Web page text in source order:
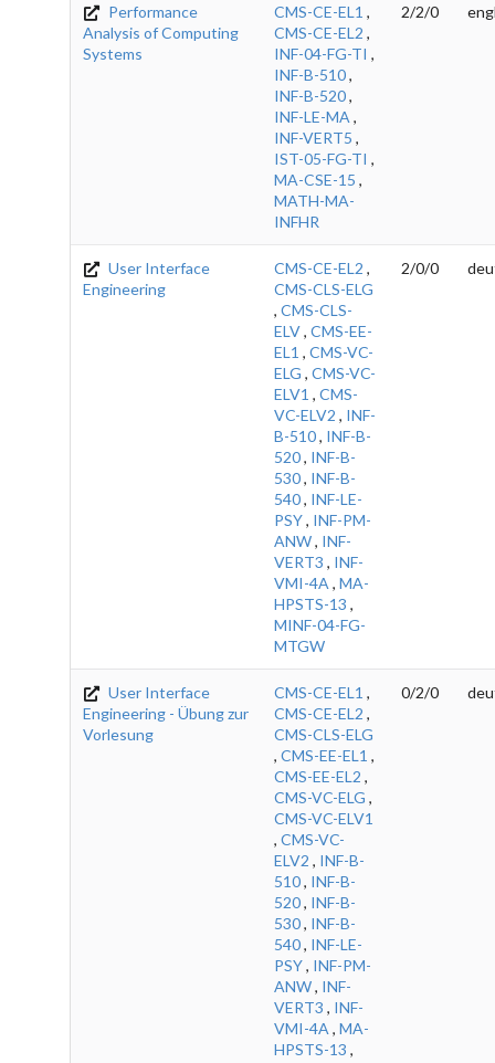
Performance
Analysis of Computing
Systems
CMS-CE-EL1 ,
CMS-CE-EL2 ,
INF-04-FG-TI ,
INF-B-510,
INF-B-520,
INF-LE-MA ,
INF-VERT5 ,
IST-05-FG-TI ,
MA-CSE-15 ,
MATH-MA-
INFHR
2/2/0
User Interface
Engineering
CMS-CE-EL2 ,
CMS-CLS-ELG
, CMS-CLS-
ELV, CMS-EE-
EL1 , CMS-VC-
ELG , CMS-VC-
ELV1 , CMS-
VC-ELV2 , INF-
B-510, INF-B-
520, INF-B-
530, INF-B-
540, INF-LE-
PSY, INF-PM-
ANW, INF-
VERT3 , INF-
VMI-4A , MA-
HPSTS-13 ,
MINF-04-FG-
MTGW
2/0/0
User Interface
Engineering - Übung zur
Vorlesung
CMS-CE-EL1 ,
CMS-CE-EL2 ,
CMS-CLS-ELG
, CMS-EE-EL1 ,
CMS-EE-EL2 ,
CMS-VC-ELG ,
CMS-VC-ELV1
, CMS-VC-
ELV2 , INF-B-
510, INF-B-
520, INF-B-
530, INF-B-
540, INF-LE-
PSY, INF-PM-
ANW, INF-
VERT3 , INF-
VMI-4A , MA-
HPSTS-13 ,
0/2/0